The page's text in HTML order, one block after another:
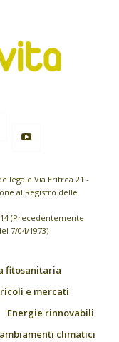
legale Via Eritrea 21 -
al Registro delle
(Precedentemente
7/04/1973)
fitosanitaria
e mercati
Energie rinnovabili
climatici